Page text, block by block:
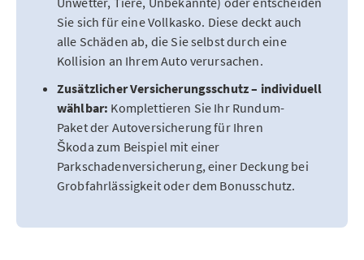
Sie sich für eine Vollkasko. Diese deckt auch
alle Schäden ab, die Sie selbst durch eine
Kollision an Ihrem Auto verursachen.
Zusätzlicher Versicherungsschutz – individuell
wählbar: Komplettieren Sie Ihr Rundum-
Paket der Autoversicherung für Ihren
Škoda zum Beispiel mit einer
Parkschadenversicherung, einer Deckung bei
Grobfahrlässigkeit oder dem Bonusschutz.